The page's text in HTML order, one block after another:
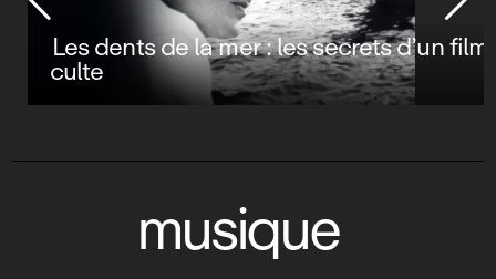
Les dents de la mer : les secrets d’un film
culte
musique